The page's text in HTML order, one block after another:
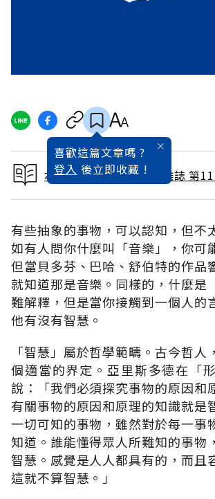
喜歡這篇文章嗎 ?
登入 後立即收藏 !
本文出自 1996 / 3月號雜誌 第
有些抽象的事物，可以認知，但不
如有人問你什麼叫「音樂」，你可
但當貝多芬、巴哈、舒伯特的作品
就知道那是音樂。同樣的，什麼是
難解釋，但是當你接觸到一個人的
他有沒有智慧。
「智慧」屬於哲學範疇。古今哲人
個適當的界定。亞里斯多德在「
說：「我們必須探究事物的原因和
有關事物的原因和原理的知識就是
一切可知的事物，雖然對於每一事
知道。誰能懂得眾人所難知的事物
智慧。感覺是人人都具有的，而且
這就不算智慧。」